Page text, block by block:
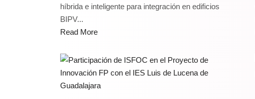
híbrida e inteligente para integración en edificios
BIPV...
Read More